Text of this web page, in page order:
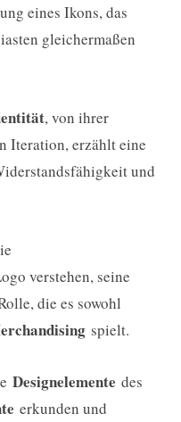
eines Ikons, das
gleichermaßen
, von ihrer
Iteration, erzählt eine
und
verstehen, seine
die es sowohl
spielt.
Designelemente des
erkunden und